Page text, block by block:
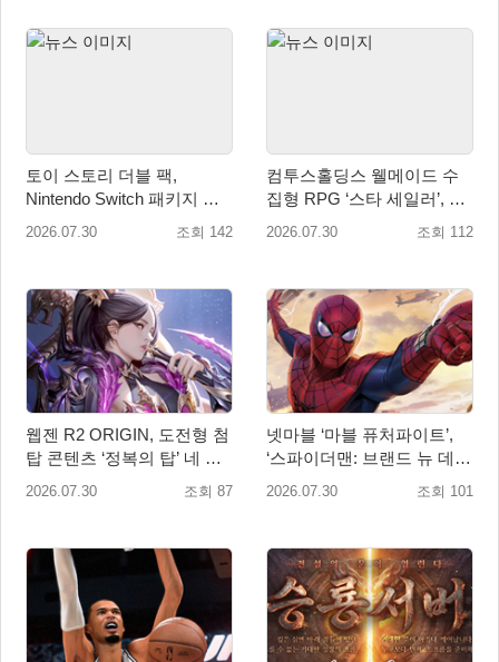
토이 스토리 더블 팩,
Nintendo Switch 패키지 예
약판매 시작
2026.07.30 조회 142
컴투스홀딩스 웰메이드 수
집형 RPG ‘스타 세일러’, 여
름맞이 대규모 업데이트
2026.07.30 조회 112
웹젠 R2 ORIGIN, 도전형 첨
탑 콘텐츠 ‘정복의 탑’ 네 번
째 시즌 개최
2026.07.30 조회 87
넷마블 ‘마블 퓨처파이트’,
‘스파이더맨: 브랜드 뉴 데
이’ 업데이트…美 코믹콘 참
2026.07.30 조회 101